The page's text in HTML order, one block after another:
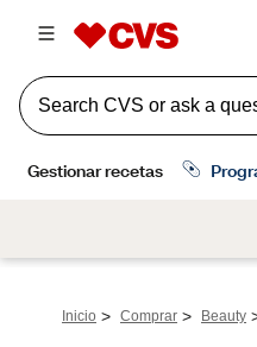
Inicio > Comprar > Beauty